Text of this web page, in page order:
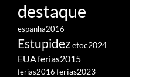
destaque
espanha2016
Estupidezetoc2024
EUAferias2015
ferias2016ferias2023